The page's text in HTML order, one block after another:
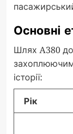
Основні
Шлях A380
історії:
Рік